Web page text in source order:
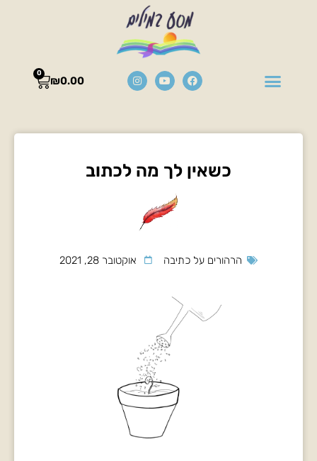
₪0.00
0
כשאין לך מה לכתוב
הרהורים על כתיבה אוקטובר 28, 2021